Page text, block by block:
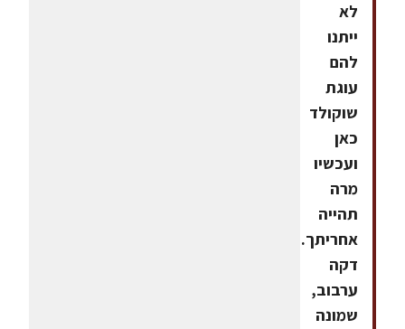
לא
ייתנו
להם
עוגת
שוקולד
כאן
ועכשיו
מרה
תהייה
אחריתך.
דקה
ערבוב,
שמונה